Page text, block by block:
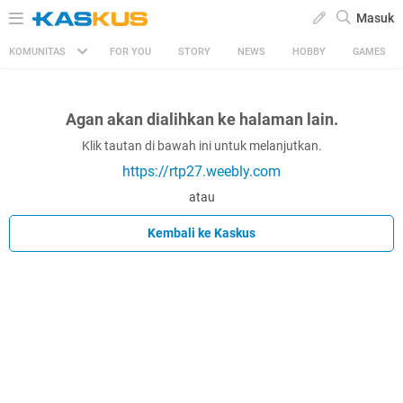
Masuk
KOMUNITAS FOR YOU STORY NEWS HOBBY GAMES
Agan akan dialihkan ke halaman lain.
Klik tautan di bawah ini untuk melanjutkan.
https://rtp27.weebly.com
atau
Kembali ke Kaskus